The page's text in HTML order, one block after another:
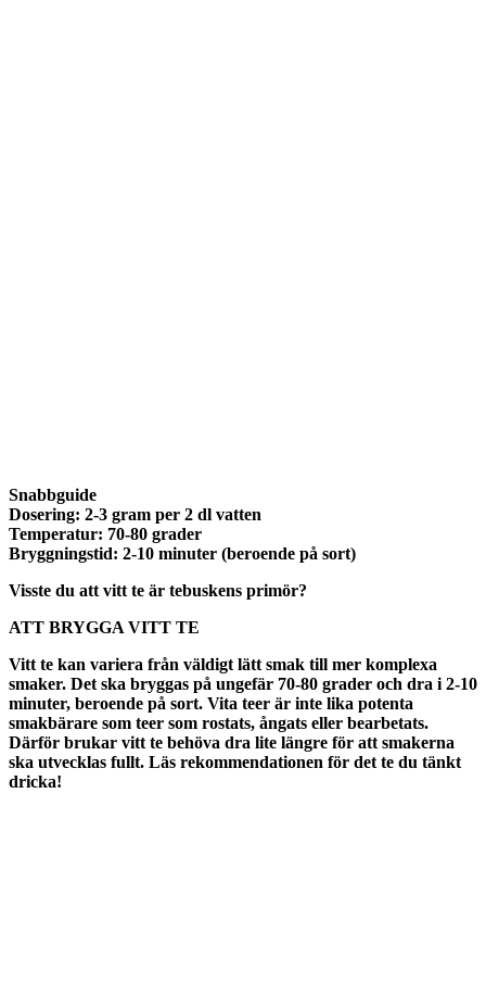
Snabbguide
Dosering: 2-3 gram per 2 dl vatten
Temperatur: 70-80 grader
Bryggningstid: 2-10 minuter (beroende på sort)
Visste du att vitt te är tebuskens primör?
ATT BRYGGA VITT TE
Vitt te kan variera från väldigt lätt smak till mer komplexa
smaker. Det ska bryggas på ungefär 70-80 grader och dra i 2-10
minuter, beroende på sort. Vita teer är inte lika potenta
smakbärare som teer som rostats, ångats eller bearbetats.
Därför brukar vitt te behöva dra lite längre för att smakerna
ska utvecklas fullt. Läs rekommendationen för det te du tänkt
dricka!